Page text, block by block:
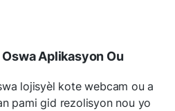
Aplikasyon Ou
lojisyèl kote webcam ou a
pami gid rezolisyon nou yo